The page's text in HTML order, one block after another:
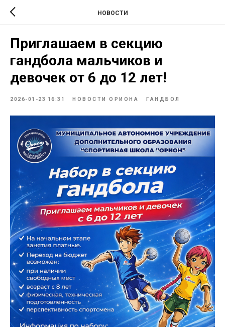
НОВОСТИ
Приглашаем в секцию
гандбола мальчиков и
девочек от 6 до 12 лет!
2026-01-23 16:31 НОВОСТИ ОРИОНА ГАНДБОЛ